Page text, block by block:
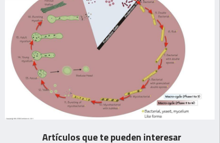
Artículos que te pueden interesar